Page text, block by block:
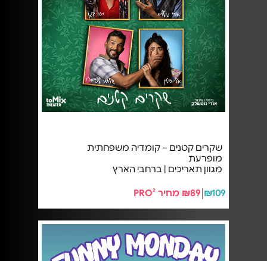
שקרים קטנים – קומדיה משפחתית
מופרעת
מגוון תאריכים | ברחבי הארץ
₪109 ₪89 מחיר PRO²